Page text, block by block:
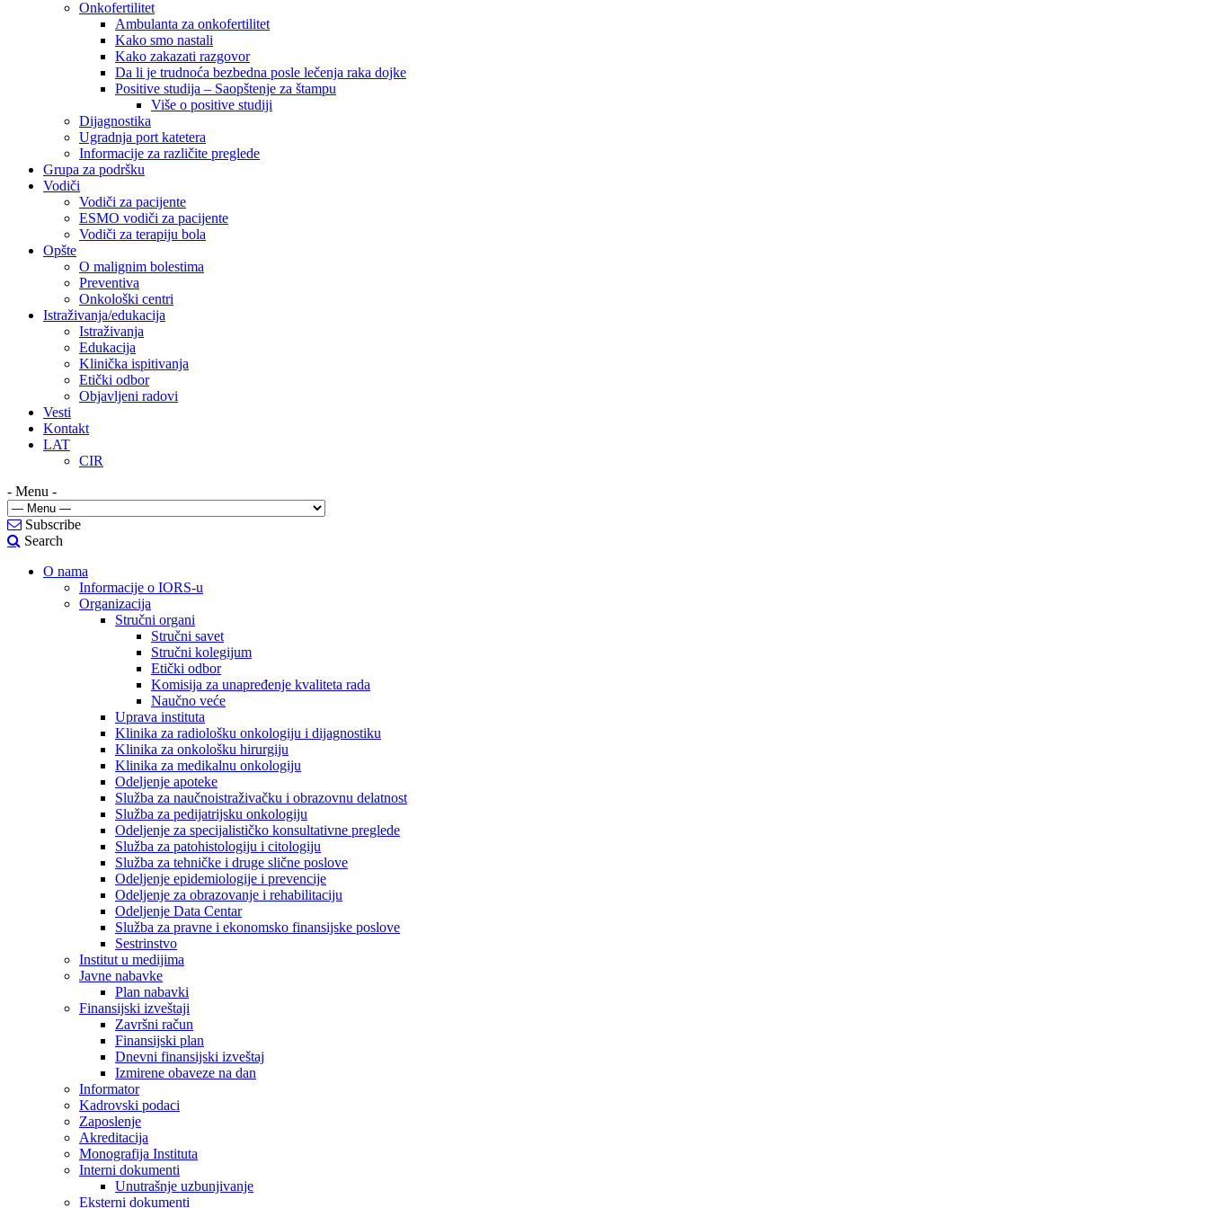
Onkofertilitet
Ambulanta za onkofertilitet
Kako smo nastali
Kako zakazati razgovor
Da li je trudnoća bezbedna posle lečenja raka dojke
Positive studija – Saopštenje za štampu
Više o positive studiji
Dijagnostika
Ugradnja port katetera
Informacije za različite preglede
Grupa za podršku
Vodiči
Vodiči za pacijente
ESMO vodiči za pacijente
Vodiči za terapiju bola
Opšte
O malignim bolestima
Preventiva
Onkološki centri
Istraživanja/edukacija
Istraživanja
Edukacija
Klinička ispitivanja
Etički odbor
Objavljeni radovi
Vesti
Kontakt
LAT
CIR
- Menu -
Subscribe
Search
O nama
Informacije o IORS-u
Organizacija
Stručni organi
Stručni savet
Stručni kolegijum
Etički odbor
Komisija za unapređenje kvaliteta rada
Naučno veće
Uprava instituta
Klinika za radiološku onkologiju i dijagnostiku
Klinika za onkološku hirurgiju
Klinika za medikalnu onkologiju
Odeljenje apoteke
Služba za naučnoistraživačku i obrazovnu delatnost
Služba za pedijatrijsku onkologiju
Odeljenje za specijalističko konsultativne preglede
Služba za patohistologiju i citologiju
Služba za tehničke i druge slične poslove
Odeljenje epidemiologije i prevencije
Odeljenje za obrazovanje i rehabilitaciju
Odeljenje Data Centar
Služba za pravne i ekonomsko finansijske poslove
Sestrinstvo
Institut u medijima
Javne nabavke
Plan nabavki
Finansijski izveštaji
Završni račun
Finansijski plan
Dnevni finansijski izveštaj
Izmirene obaveze na dan
Informator
Kadrovski podaci
Zaposlenje
Akreditacija
Monografija Instituta
Interni dokumenti
Unutrašnje uzbunjivanje
Eksterni dokumenti